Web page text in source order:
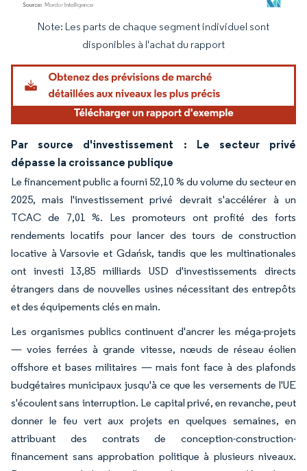
Image © Mordor Intelligence. La réutilisation nécessite une attribution sous CC BY
Note: Les parts de chaque segment individuel sont
disponibles à l'achat du rapport
Par source d'investissement : Le secteur privé
dépasse la croissance publique
Le financement public a fourni 52,10 % du volume du secteur en
2025, mais l'investissement privé devrait s'accélérer à un
TCAC de 7,01 %. Les promoteurs ont profité des forts
rendements locatifs pour lancer des tours de construction
locative à Varsovie et Gdańsk, tandis que les multinationales
ont investi 13,85 milliards USD d'investissements directs
étrangers dans de nouvelles usines nécessitant des entrepôts
et des équipements clés en main.
Les organismes publics continuent d'ancrer les méga-projets
— voies ferrées à grande vitesse, nœuds de réseau éolien
offshore et bases militaires — mais font face à des plafonds
budgétaires municipaux jusqu'à ce que les versements de l'UE
s'écoulent sans interruption. Le capital privé, en revanche, peut
donner le feu vert aux projets en quelques semaines, en
attribuant des contrats de conception-construction-
financement sans approbation politique à plusieurs niveaux.